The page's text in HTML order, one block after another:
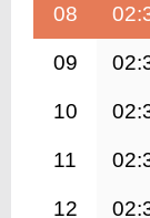
08
09
10
11
12